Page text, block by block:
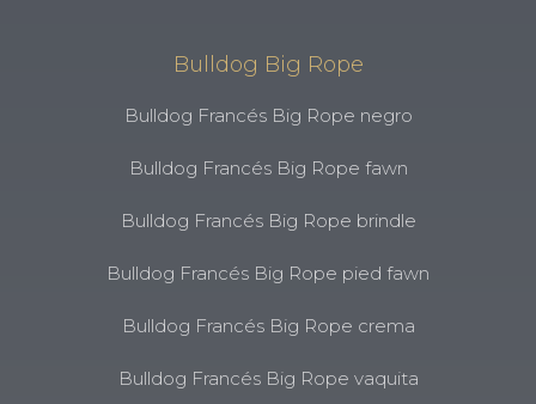
Bulldog Big Rope
Bulldog Francés Big Rope negro
Bulldog Francés Big Rope fawn
Bulldog Francés Big Rope brindle
Bulldog Francés Big Rope pied fawn
Bulldog Francés Big Rope crema
Bulldog Francés Big Rope vaquita